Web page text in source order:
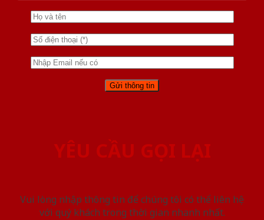
YÊU CẦU GỌI LẠI
Vui lòng nhập thông tin để chúng tôi có thể liên hệ
với quý khách trong thời gian nhanh nhất.